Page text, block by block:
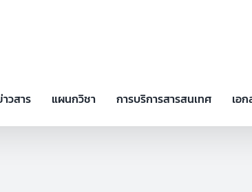
วสาร แผนกวิชา การบริการสารสนเทศ เอ